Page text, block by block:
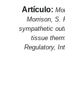
Artículo:
Morrison, S.
sympathetic
tissue
Regulatory,